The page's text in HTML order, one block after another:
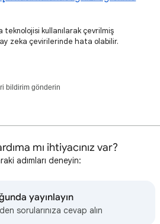
kullanılarak çevrilmiş
zeka çevirilerinde hata olabilir.
bildirim gönderin
mı ihtiyacınız var?
adımları deneyin:
yayınlayın
sorularınıza cevap alın